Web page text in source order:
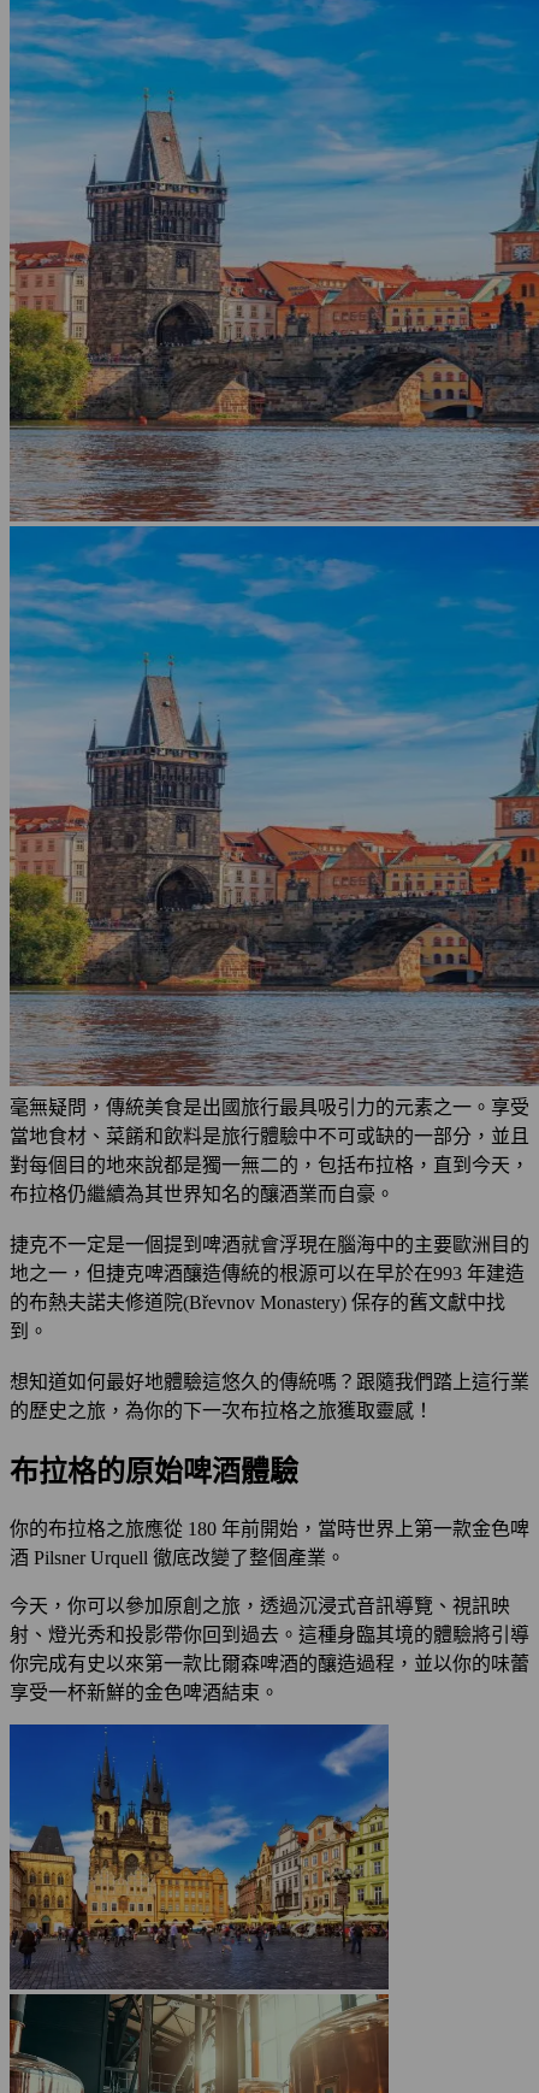
毫無疑問，傳統美食是出國旅行最具吸引力的元素之一。享受
當地食材、菜餚和飲料是旅行體驗中不可或缺的一部分，並且
對每個目的地來說都是獨一無二的，包括布拉格，直到今天，
布拉格仍繼續為其世界知名的釀酒業而自豪。
捷克不一定是一個提到啤酒就會浮現在腦海中的主要歐洲目的
地之一，但捷克啤酒釀造傳統的根源可以在早於在993 年建造
的布熱夫諾夫修道院(Břevnov Monastery) 保存的舊文獻中找
到。
想知道如何最好地體驗這悠久的傳統嗎？跟隨我們踏上這行業
的歷史之旅，為你的下一次布拉格之旅獲取靈感！
布拉格的原始啤酒體驗
你的布拉格之旅應從 180 年前開始，當時世界上第一款金色啤
酒 Pilsner Urquell 徹底改變了整個產業。
今天，你可以參加原創之旅，透過沉浸式音訊導覽、視訊映
射、燈光秀和投影帶你回到過去。這種身臨其境的體驗將引導
你完成有史以來第一款比爾森啤酒的釀造過程，並以你的味蕾
享受一杯新鮮的金色啤酒結束。